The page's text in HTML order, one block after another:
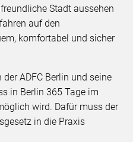
Stadt aussehen
auf den
komfortabel und sicher
ADFC Berlin und seine
in Berlin 365 Tage im
wird. Dafür muss der
in die Praxis